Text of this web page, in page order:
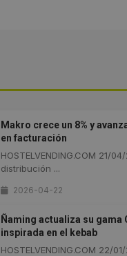
Makro crece un 8% y
en facturación
HOSTELVENDING.COM 21/
distribución ...
2026-04-22
Ñaming actualiza su gama
inspirada en el kebab
HOSTELVENDING.COM 22/